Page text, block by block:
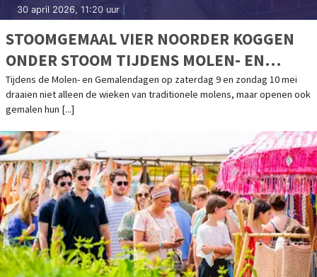
30 april 2026, 11:20 uur
STOOMGEMAAL VIER NOORDER KOGGEN
ONDER STOOM TIJDENS MOLEN- EN
GEMALENDAGEN
Tijdens de Molen- en Gemalendagen op zaterdag 9 en zondag 10 mei
draaien niet alleen de wieken van traditionele molens, maar openen ook
gemalen hun [...]